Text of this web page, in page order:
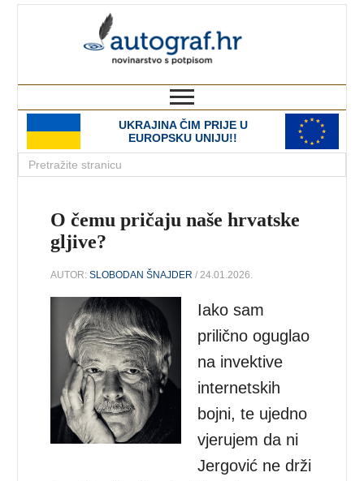
UKRAJINA ČIM PRIJE U
EUROPSKU UNIJU!!
O čemu pričaju naše hrvatske
gljive?
AUTOR:SLOBODAN ŠNAJDER / 24.01.2026.
Iako sam
prilično oguglao
na invektive
internetskih
bojni, te ujedno
vjerujem da ni
Jergović ne drži